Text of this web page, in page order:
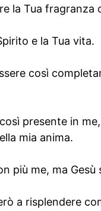
la Tua fragranza
e la Tua vita.
così
presente in
mia anima.
più me, ma Gesù
a risplendere